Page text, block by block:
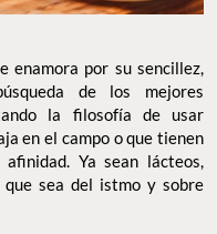
enamora por su sencillez,
de los mejores
la filosofía de usar
en el campo o que tienen
Ya sean lácteos,
sea del istmo y sobre